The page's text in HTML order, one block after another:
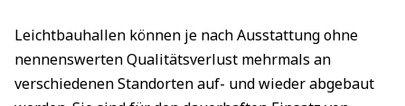
Leichtbauhallen können je nach Ausstattung ohne
nennenswerten Qualitätsverlust mehrmals an
verschiedenen Standorten auf- und wieder abgebaut